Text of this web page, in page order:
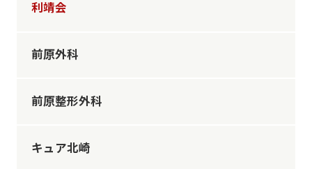
利靖会
前原外科
前原整形外科
キュア北崎